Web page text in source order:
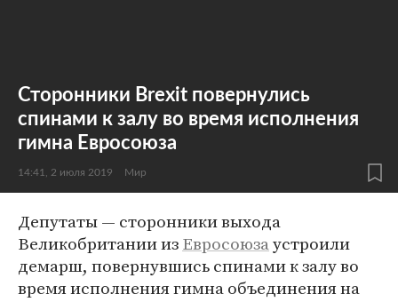
Сторонники Brexit повернулись
спинами к залу во время исполнения
гимна Евросоюза
14:41, 2 июля 2019 Мир
Депутаты — сторонники выхода
Великобритании изЕвросоюзаустроили
демарш, повернувшись спинами к залу во
время исполнения гимна объединения на